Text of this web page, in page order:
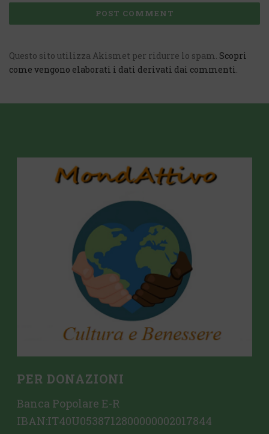
Questo sito utilizza Akismet per ridurre lo spam. Scopri
come vengono elaborati i dati derivati dai commenti.
PER DONAZIONI
Banca Popolare E-R
IBAN:IT40U0538712800000002017844